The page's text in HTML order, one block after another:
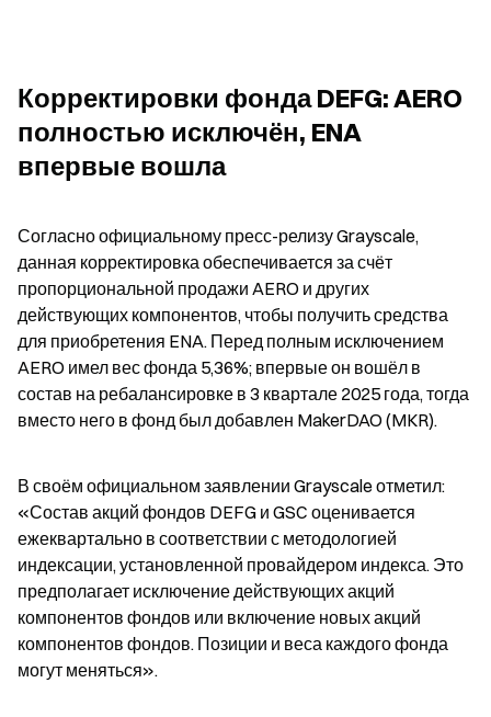
Корректировки фонда DEFG: AERO
полностью исключён, ENA
впервые вошла
Согласно официальному пресс-релизу Grayscale,
данная корректировка обеспечивается за счёт
пропорциональной продажи AERO и других
действующих компонентов, чтобы получить средства
для приобретения ENA. Перед полным исключением
AERO имел вес фонда 5,36%; впервые он вошёл в
состав на ребалансировке в 3 квартале 2025 года, тогда
вместо него в фонд был добавлен MakerDAO (MKR).
В своём официальном заявлении Grayscale отметил:
«Состав акций фондов DEFG и GSC оценивается
ежеквартально в соответствии с методологией
индексации, установленной провайдером индекса. Это
предполагает исключение действующих акций
компонентов фондов или включение новых акций
компонентов фондов. Позиции и веса каждого фонда
могут меняться».